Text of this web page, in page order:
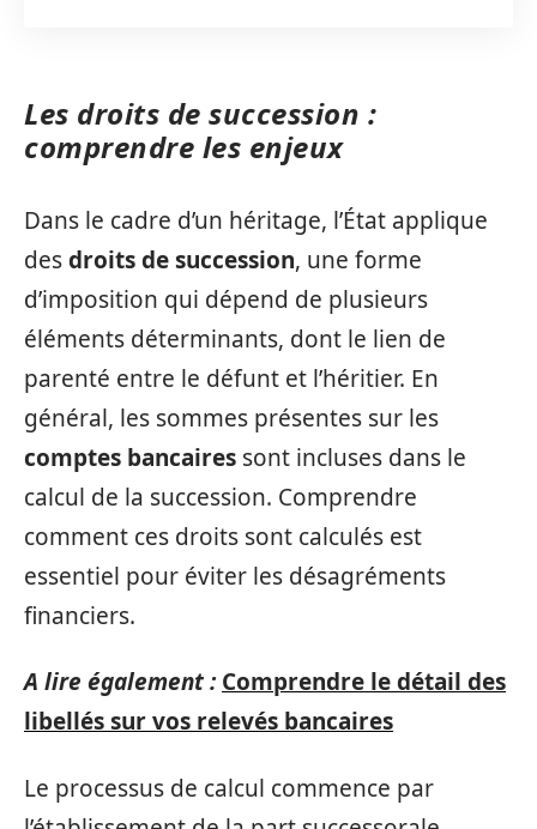
Les droits de succession :
comprendre les enjeux
Dans le cadre d’un héritage, l’État applique
desdroits de succession, une forme
d’imposition qui dépend de plusieurs
éléments déterminants, dont le lien de
parenté entre le défunt et l’héritier. En
général, les sommes présentes sur les
comptes bancaires sont incluses dans le
calcul de la succession. Comprendre
comment ces droits sont calculés est
essentiel pour éviter les désagréments
financiers.
A lire également : Comprendre le détail des
libellés sur vos relevés bancaires
Le processus de calcul commence par